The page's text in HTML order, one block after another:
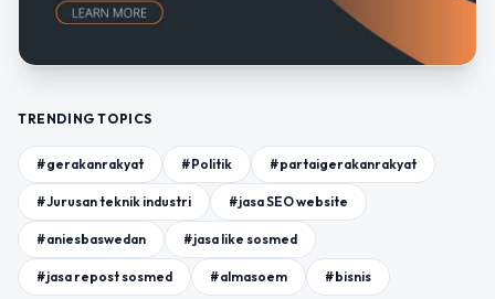
TRENDING TOPICS
#gerakanrakyat #Politik #partaigerakanrakyat
#Jurusan teknik industri #jasa SEO website
#aniesbaswedan #jasa like sosmed
#jasa repost sosmed #almasoem #bisnis